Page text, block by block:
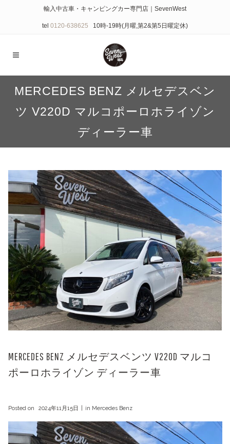
輸入中古車・キャンピングカー専門店｜SevenWest
tel 0120-638625 10時-19時(月曜,第2&第5日曜定休)
MERCEDES BENZ メルセデスベン
ツ V220D マルコポーロホライゾン
ディーラー車
MERCEDES BENZ メルセデスベンツ V220D マルコ
ポーロホライゾン ディーラー車
Posted on 2024年11月15日 in Mercedes Benz